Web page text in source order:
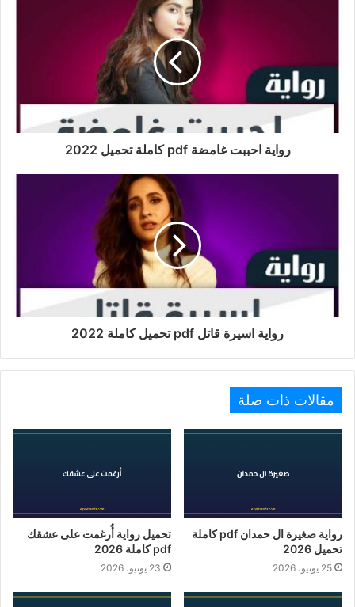
رواية احببت غامضة pdf كاملة تحميل 2022
رواية اسيرة قاتل pdf تحميل كاملة 2022
مقالات ذات صلة
رواية صغيرة ال حمدان pdf كاملة
تحميل 2026
25 يونيو، 2026
تحميل رواية أُرغمت على عشقك
pdf كاملة 2026
23 يونيو، 2026